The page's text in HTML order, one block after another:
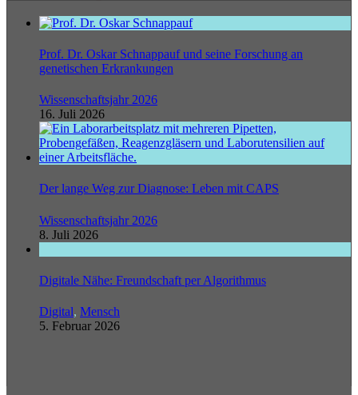
Prof. Dr. Oskar Schnappauf und seine Forschung an
genetischen Erkrankungen
Wissenschaftsjahr 2026
16. Juli 2026
Der lange Weg zur Diagnose: Leben mit CAPS
Wissenschaftsjahr 2026
8. Juli 2026
Digitale Nähe: Freundschaft per Algorithmus
Digital, Mensch
5. Februar 2026